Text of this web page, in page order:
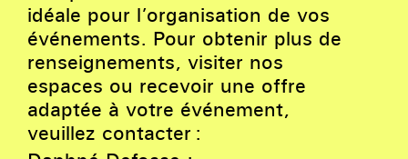
idéale pour l’organisation de vos
événements. Pour obtenir plus de
renseignements, visiter nos
espaces ou recevoir une offre
adaptée à votre événement,
veuillez contacter :